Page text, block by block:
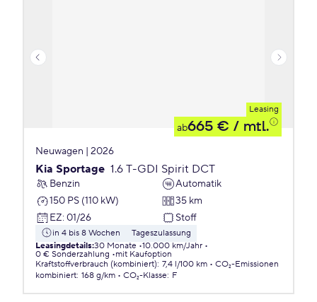
Leasing
ab665 € / mtl.
Neuwagen | 2026
Kia Sportage 1.6 T-GDI Spirit DCT
Benzin
Automatik
150 PS (110 kW)
35 km
EZ: 01/26 Stoff
in 4 bis 8 Wochen
Tageszulassung
Leasingdetails:30 Monate 10.000 km/Jahr
0 € Sonderzahlung
mit Kaufoption
Kraftstoffverbrauch (kombiniert): 7,4 l/100 km
CO₂-Emissionen
kombiniert: 168 g/km CO₂-Klasse: F